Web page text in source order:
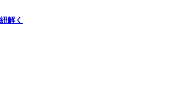
解く